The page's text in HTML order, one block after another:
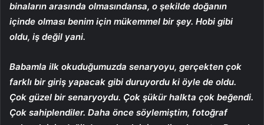
binaların arasında olmasındansa, o şekilde doğanın
içinde olması benim için mükemmel bir şey. Hobi gibi
oldu, iş değil yani.
Babamla ilk okuduğumuzda senaryoyu, gerçekten çok
farklı bir giriş yapacak gibi duruyordu ki öyle de oldu.
Çok güzel bir senaryoydu. Çok şükür halkta çok beğendi.
Çok sahiplendiler. Daha önce söylemiştim, fotoğraf